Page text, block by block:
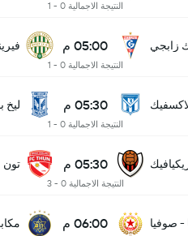
النتيجة الاجمالية 0 - 1
زابجي 05:00 م
النتيجة الاجمالية 0 - 1
05:30 م
النتيجة الاجمالية 0 - 1
ليخ
05:30 م
النتيجة الاجمالية 0 - 3
تون
صوفيا 06:00 م